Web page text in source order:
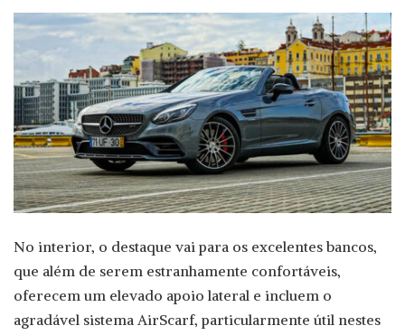
No interior, o destaque vai para os excelentes bancos,
que além de serem estranhamente confortáveis,
oferecem um elevado apoio lateral e incluem o
agradável sistema AirScarf, particularmente útil nestes